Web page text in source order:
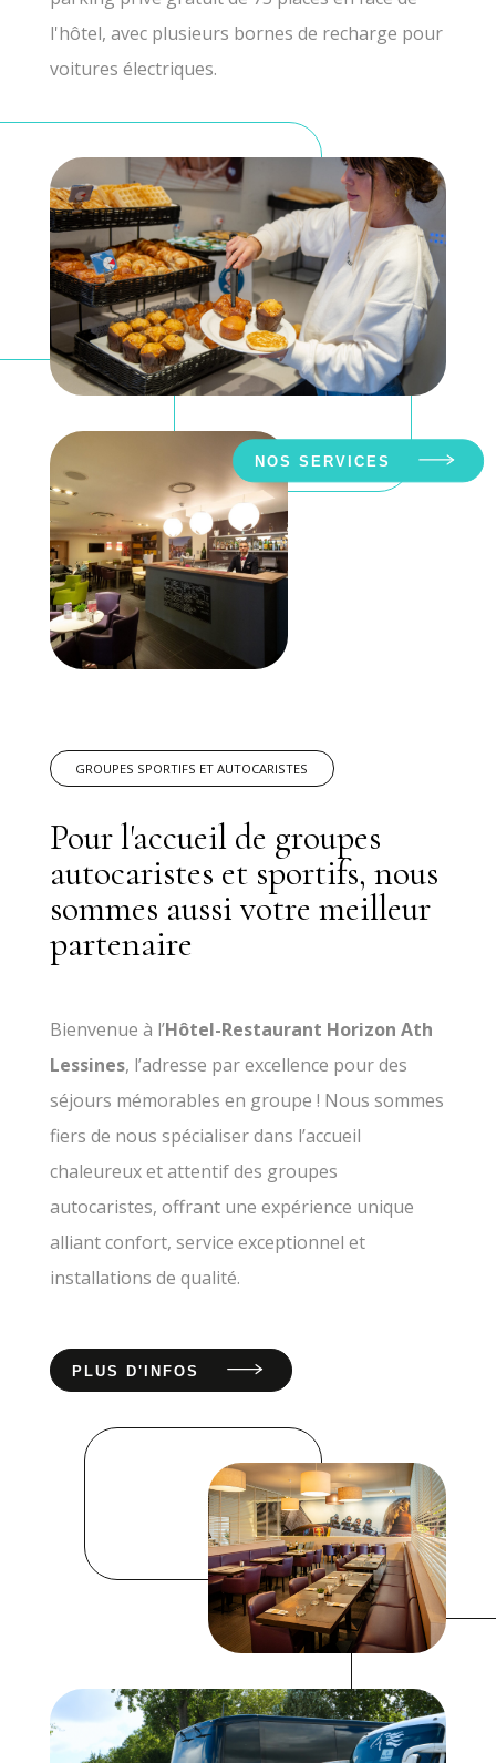
l'hôtel, avec plusieurs bornes de recharge pour
voitures électriques.
NOS SERVICES
GROUPES SPORTIFS ET AUTOCARISTES
Pour l'accueil de groupes
autocaristes et sportifs, nous
sommes aussi votre meilleur
partenaire
Bienvenue à l’Hôtel-Restaurant Horizon Ath
Lessines, l’adresse par excellence pour des
séjours mémorables en groupe ! Nous sommes
fiers de nous spécialiser dans l’accueil
chaleureux et attentif des groupes
autocaristes, offrant une expérience unique
alliant confort, service exceptionnel et
installations de qualité.
PLUS D'INFOS